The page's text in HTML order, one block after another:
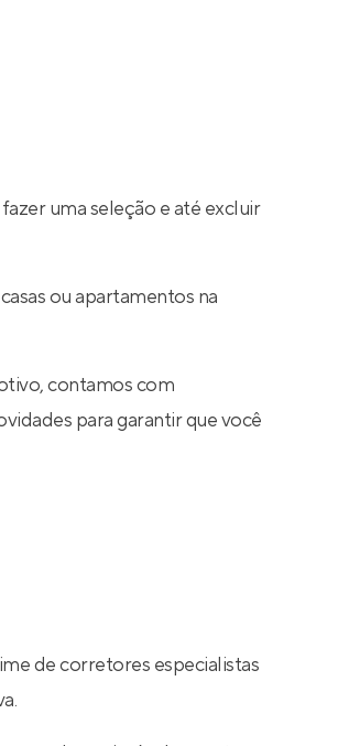
uma seleção e até excluir
ou apartamentos na
contamos com
para garantir que você
de corretores especialistas